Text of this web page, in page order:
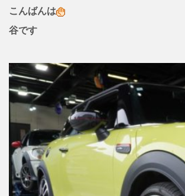
こんばんは
谷です